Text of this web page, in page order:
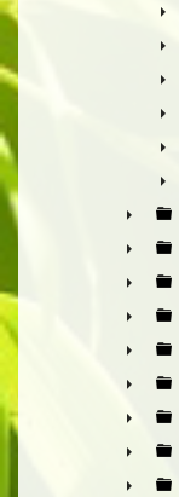
►
►
►
►
►
►
►
►
►
►
►
►
►
►
►